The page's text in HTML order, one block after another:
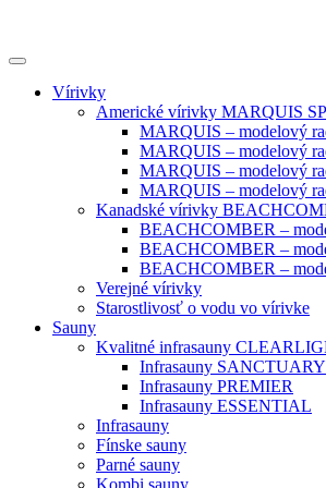
Vírivky
Americké vírivky MARQUIS
MARQUIS – modelový
MARQUIS – modelový
MARQUIS – modelový
MARQUIS – modelový
Kanadské vírivky
BEACHCOMBER –
BEACHCOMBER –
BEACHCOMBER –
Verejné vírivky
Starostlivosť o vodu vo vírivke
Sauny
Kvalitné infrasauny
Infrasauny SANCTUARY
Infrasauny PREMIER
Infrasauny ESSENTIAL
Infrasauny
Fínske sauny
Parné sauny
Kombi sauny